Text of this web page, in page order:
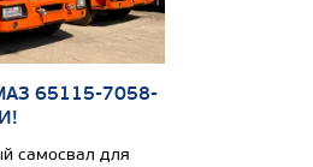
65115-7058-
самосвал для